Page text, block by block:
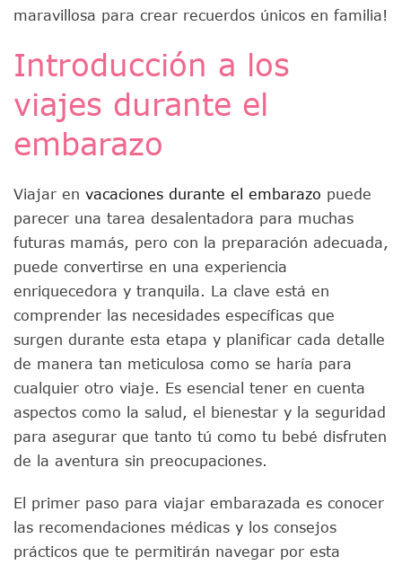
maravillosa para crear recuerdos únicos en familia!
Introducción a los
viajes durante el
embarazo
Viajar en vacaciones durante el embarazo puede
parecer una tarea desalentadora para muchas
futuras mamás, pero con la preparación adecuada,
puede convertirse en una experiencia
enriquecedora y tranquila. La clave está en
comprender las necesidades específicas que
surgen durante esta etapa y planificar cada detalle
de manera tan meticulosa como se haría para
cualquier otro viaje. Es esencial tener en cuenta
aspectos como la salud, el bienestar y la seguridad
para asegurar que tanto tú como tu bebé disfruten
de la aventura sin preocupaciones.
El primer paso para viajar embarazada es conocer
las recomendaciones médicas y los consejos
prácticos que te permitirán navegar por esta